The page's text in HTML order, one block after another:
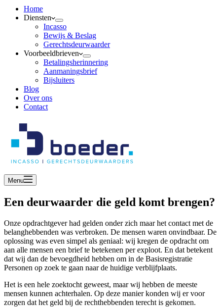
Home
Diensten
Incasso
Bewijs & Beslag
Gerechtsdeurwaarder
Voorbeeldbrieven
Betalingsherinnering
Aanmaningsbrief
Bijsluiters
Blog
Over ons
Contact
Menu
Een deurwaarder die geld komt brengen?
Onze opdrachtgever had gelden onder zich maar het contact met de
belanghebbenden was verbroken. De mensen waren onvindbaar. De
oplossing was even simpel als geniaal: wij kregen de opdracht om
aan alle mensen een brief te betekenen per exploot. En dat betekent
dat wij dan de bevoegdheid hebben om in de Basisregistratie
Personen op zoek te gaan naar de huidige verblijfplaats.
Het is een hele zoektocht geweest, maar wij hebben de meeste
mensen kunnen achterhalen. Op deze manier konden wij er voor
zorgen dat het geld bij de rechthebbenden terecht is gekomen.